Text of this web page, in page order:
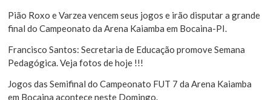
Pião Roxo e Varzea vencem seus jogos e irão disputar a grande
final do Campeonato da Arena Kaiamba em Bocaina-PI.
Francisco Santos: Secretaria de Educação promove Semana
Pedagógica. Veja fotos de hoje !!!
Jogos das Semifinal do Campeonato FUT 7 da Arena Kaiamba
em Bocaina acontece neste Domingo.